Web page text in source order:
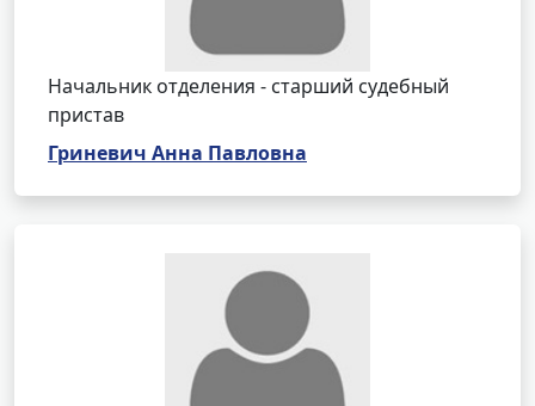
Начальник отделения - старший судебный
пристав
Гриневич Анна Павловна